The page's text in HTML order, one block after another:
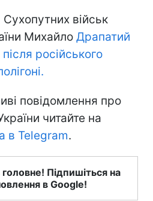
військ
Михайло Драпатий
російського
повідомлення про
читайте на
в Telegram.
Підпишіться на
в Google!